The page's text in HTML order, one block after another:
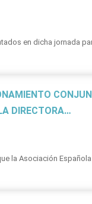
en dicha jornada
DIRECTORA…
la Asociación Española